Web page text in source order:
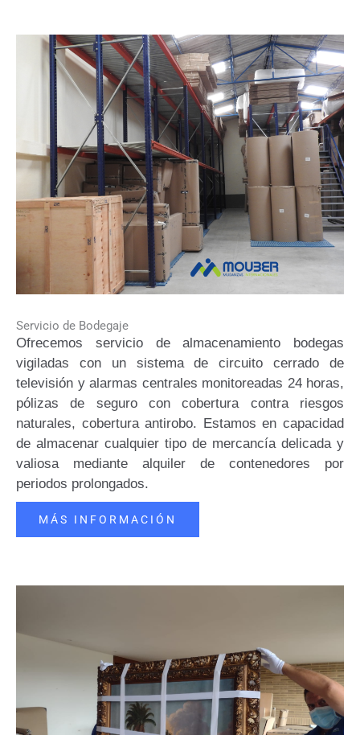
Servicio de Bodegaje
Ofrecemos servicio de almacenamiento bodegas
vigiladas con un sistema de circuito cerrado de
televisión y alarmas centrales monitoreadas 24 horas,
pólizas de seguro con cobertura contra riesgos
naturales, cobertura antirobo. Estamos en capacidad
de almacenar cualquier tipo de mercancía delicada y
valiosa mediante alquiler de contenedores por
periodos prolongados.
MÁS INFORMACIÓN